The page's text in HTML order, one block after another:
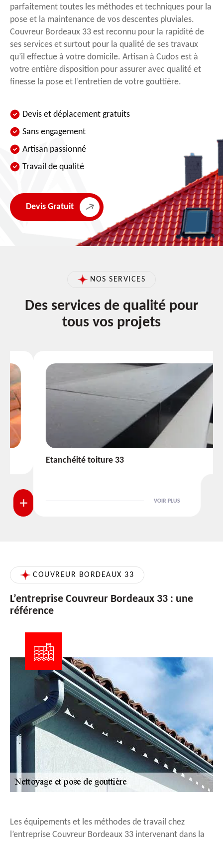
parfaitement toutes les méthodes et techniques pour la
pose et la maintenance de vos descentes pluviales.
Couvreur Bordeaux 33 est reconnu pour la rapidité de
ses services et surtout pour la qualité de ses travaux
qu’il effectue à votre domicile. Artisan à Cudos est à
votre entière disposition pour assurer avec qualité et
finesse la pose et l’entretien de votre gouttière.
Devis et déplacement gratuits
Sans engagement
Artisan passionné
Travail de qualité
Devis Gratuit
NOS SERVICES
Des services de qualité pour
tous vos projets
Etanchéité toiture 33
VOIR PLUS
COUVREUR BORDEAUX 33
L’entreprise Couvreur Bordeaux 33 : une
référence
Les équipements et les méthodes de travail chez
l’entreprise Couvreur Bordeaux 33 intervenant dans la